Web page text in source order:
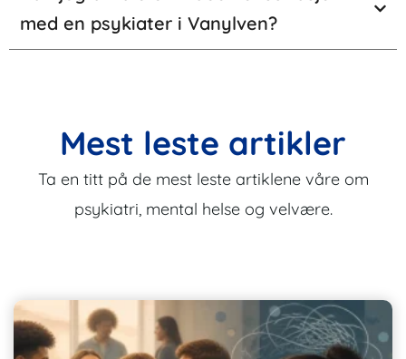
med en psykiater i Vanylven?
Mest leste artikler
Ta en titt på de mest leste artiklene våre om
psykiatri, mental helse og velvære.